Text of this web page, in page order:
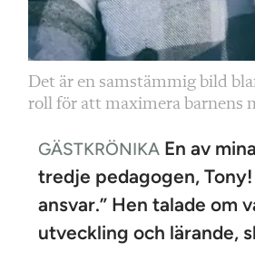
Det är en samstämmig bild
roll för att maximera barnens
GÄSTKRÖNIKA En av
tredje pedagogen,
ansvar.” Hen talade om
utveckling och lärande,